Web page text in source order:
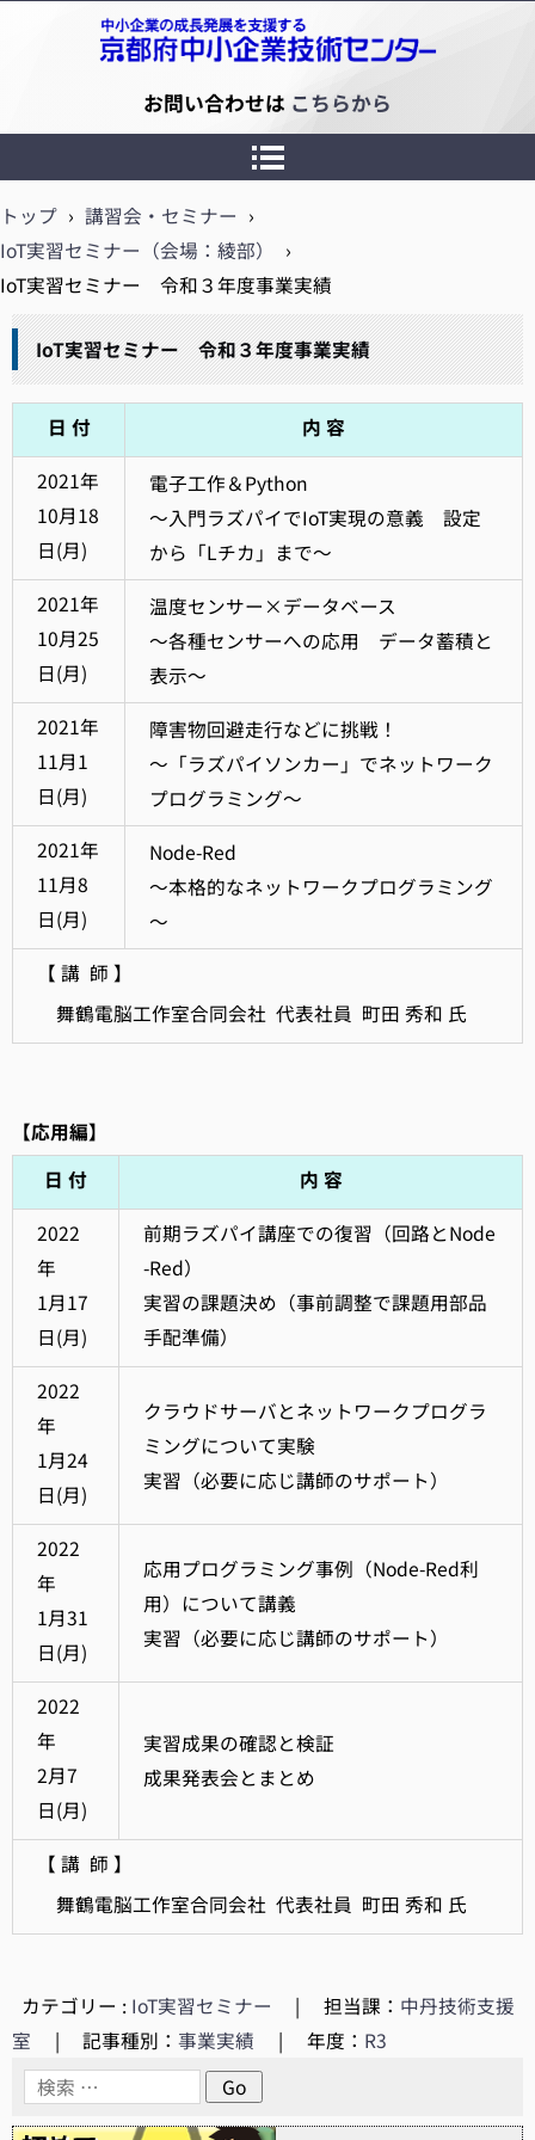
京都府中小企業技術センター
お問い合わせは こちらから
トップ › 講習会・セミナー ›
IoT実習セミナー（会場：綾部）
›
IoT実習セミナー 令和３年度事業実績
IoT実習セミナー 令和３年度事業実績
日 付
内 容
2021年
10月18
日(月)
電子工作＆Python
～入門ラズパイでIoT実現の意義 設定
から「Lチカ」まで～
2021年
10月25
日(月)
温度センサー×データベース
～各種センサーへの応用 データ蓄積と
表示～
2021年
11月1
日(月)
障害物回避走行などに挑戦！
～「ラズパイソンカー」でネットワーク
プログラミング～
2021年
11月8
日(月)
Node-Red
～本格的なネットワークプログラミング
～
【 講 師 】
舞鶴電脳工作室合同会社 代表社員 町田 秀和 氏
【応用編】
日 付
内 容
2022
年
1月17
日(月)
前期ラズパイ講座での復習（回路とNode
-Red）
実習の課題決め（事前調整で課題用部品
手配準備）
2022
年
1月24
日(月)
クラウドサーバとネットワークプログラ
ミングについて実験
実習（必要に応じ講師のサポート）
2022
年
1月31
日(月)
応用プログラミング事例（Node-Red利
用）について講義
実習（必要に応じ講師のサポート）
2022
年
2月7
日(月)
実習成果の確認と検証
成果発表会とまとめ
【 講 師 】
舞鶴電脳工作室合同会社 代表社員 町田 秀和 氏
カテゴリー : IoT実習セミナー | 担当課： 中丹技術支援
室
| 記事種別：事業実績 | 年度： R3